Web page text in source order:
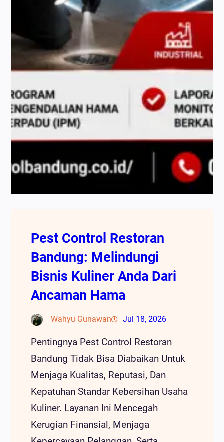
Pest Control Restoran
Bandung: Melindungi
Bisnis Kuliner Anda Dari
Ancaman Hama
Wahyu Gunawan Jul 18, 2026
Pentingnya Pest Control Restoran
Bandung Tidak Bisa Diabaikan Untuk
Menjaga Kualitas, Reputasi, Dan
Kepatuhan Standar Kebersihan Usaha
Kuliner. Layanan Ini Mencegah
Kerugian Finansial, Menjaga